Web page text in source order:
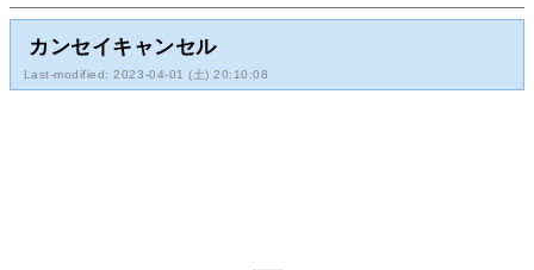
カンセイキャンセル
Last-modified: 2023-04-01 (土) 20:10:08